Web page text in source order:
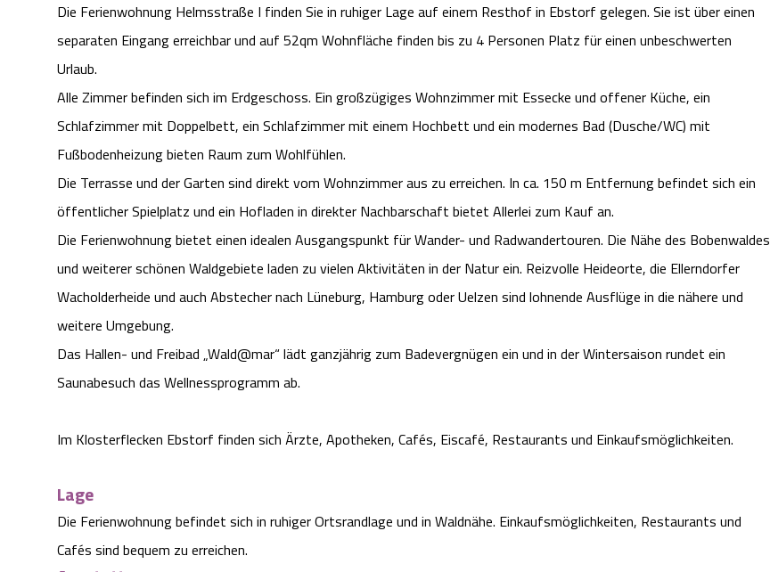
Die Ferienwohnung Helmsstraße I finden Sie in ruhiger Lage auf einem Resthof in Ebstorf gelegen. Sie ist über einen
separaten Eingang erreichbar und auf 52qm Wohnfläche finden bis zu 4 Personen Platz für einen unbeschwerten
Urlaub.
Alle Zimmer befinden sich im Erdgeschoss. Ein großzügiges Wohnzimmer mit Essecke und offener Küche, ein
Schlafzimmer mit Doppelbett, ein Schlafzimmer mit einem Hochbett und ein modernes Bad (Dusche/WC) mit
Fußbodenheizung bieten Raum zum Wohlfühlen.
Die Terrasse und der Garten sind direkt vom Wohnzimmer aus zu erreichen. In ca. 150 m Entfernung befindet sich ein
öffentlicher Spielplatz und ein Hofladen in direkter Nachbarschaft bietet Allerlei zum Kauf an.
Die Ferienwohnung bietet einen idealen Ausgangspunkt für Wander- und Radwandertouren. Die Nähe des Bobenwaldes
und weiterer schönen Waldgebiete laden zu vielen Aktivitäten in der Natur ein. Reizvolle Heideorte, die Ellerndorfer
Wacholderheide und auch Abstecher nach Lüneburg, Hamburg oder Uelzen sind lohnende Ausflüge in die nähere und
weitere Umgebung.
Das Hallen- und Freibad „Wald@mar“ lädt ganzjährig zum Badevergnügen ein und in der Wintersaison rundet ein
Saunabesuch das Wellnessprogramm ab.
Im Klosterflecken Ebstorf finden sich Ärzte, Apotheken, Cafés, Eiscafé, Restaurants und Einkaufsmöglichkeiten.
Lage
Die Ferienwohnung befindet sich in ruhiger Ortsrandlage und in Waldnähe. Einkaufsmöglichkeiten, Restaurants und
Cafés sind bequem zu erreichen.